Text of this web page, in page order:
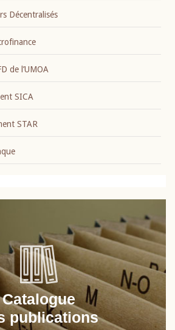
Décentralisés
de l’UMOA
SICA
STAR
Catalogue
publications